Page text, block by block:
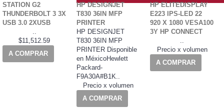
STATION G2
THUNDERBOLT 3 3X
USB 3.0 2XUSB
$11,512.59
A COMPRAR
HP DESIGNJET
T830 36IN MFP
PRINTER
HP DESIGNJET
T830 36IN MFP
PRINTER Disponible
en MéxicoHewlett
Packard-
F9A30A#B1K..
Precio x volumen
A COMPRAR
HP ELITEDISPLAY
E223 IPS-LED 22
920 X 1080 VESA100
3Y HP CONNECT
Precio x volumen
A COMPRAR